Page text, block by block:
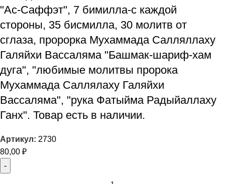
"Ас-Саффэт", 7 бимилла-с каждой
стороны, 35 бисмилла, 30 молитв от
сглаза, пророрка Мухаммада Салляллаху
Галяйхи Вассаляма "Башмак-шариф-хам
дуга", "любимые молитвы пророка
Мухаммада Саллялаху Галяйхи
Вассаляма", "рука Фатыйма Радыйаллаху
Ганх". Товар есть в наличии.
Артикул: 2730
80,00 ₽